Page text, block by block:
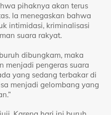
pihaknya akan terus
Ia menegaskan bahwa
intimidasi, kriminalisasi
suara rakyat.
dibungkam, maka
menjadi pengeras suara
yang sedang terbakar di
menjadi gelombang yang